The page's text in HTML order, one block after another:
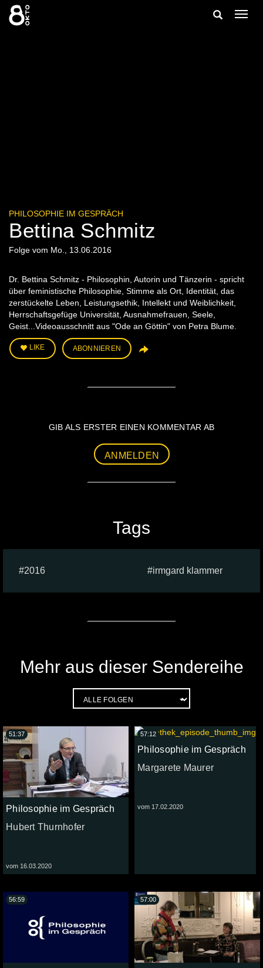
Zum
Inhalt
springen
Suche
PHILOSOPHIE IM GESPRÄCH
Bettina Schmitz
Folge vom Mo., 13.06.2016
Dr. Bettina Schmitz - Philosophin, Autorin und Tänzerin - spricht
über feministische Philosophie, Stimme als Ort, Identität, das
zerstückelte Leben, Leistungsethik, Intellekt und Weiblichkeit,
Herrschaftsgefüge Universität, Ausnahmefrauen, Seele,
Geist...Videoausschnitt aus "Ode an Göttin" von Petra Blume.
LIKE ABONNIEREN
GIB ALS ERSTER EINEN KOMMENTAR AB
ANMELDEN
Tags
2016 irmgard klammer
Mehr aus dieser Sendereihe
Philosophie im Gespräch
Hubert Thurnhofer
vom 16.03.2020
51:37
Philosophie im Gespräch
Margarete Maurer
vom 17.02.2020
57:12
56:59 57:00